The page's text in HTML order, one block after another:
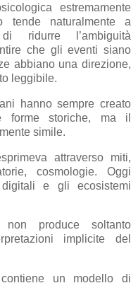
estremamente
tende naturalmente a
ridurre l’ambiguità
che gli eventi siano
abbiano una direzione,
leggibile.
hanno sempre creato
forme storiche, ma il
simile.
attraverso miti,
cosmologie. Oggi
e gli ecosistemi
non produce soltanto
implicite del
un modello di